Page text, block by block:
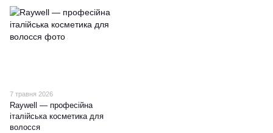
7 травня 2026
Raywell — професійна
італійська косметика для
волосся